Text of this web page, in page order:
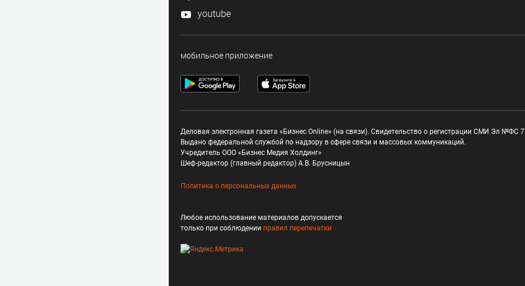
youtube
мобильное приложение
Деловая электронная газета «Бизнес Online» (на связи). Свидетельство о регистрации СМИ Эл №ФС
Выдано федеральной службой по надзору в сфере связи и массовых коммуникаций.
Учредитель ООО «Бизнес Медия Холдинг»
Шеф-редактор (главный редактор) А.В. Брусницын
Политика о персональных данных
Любое использование материалов допускается
только при соблюдении правил перепечатки